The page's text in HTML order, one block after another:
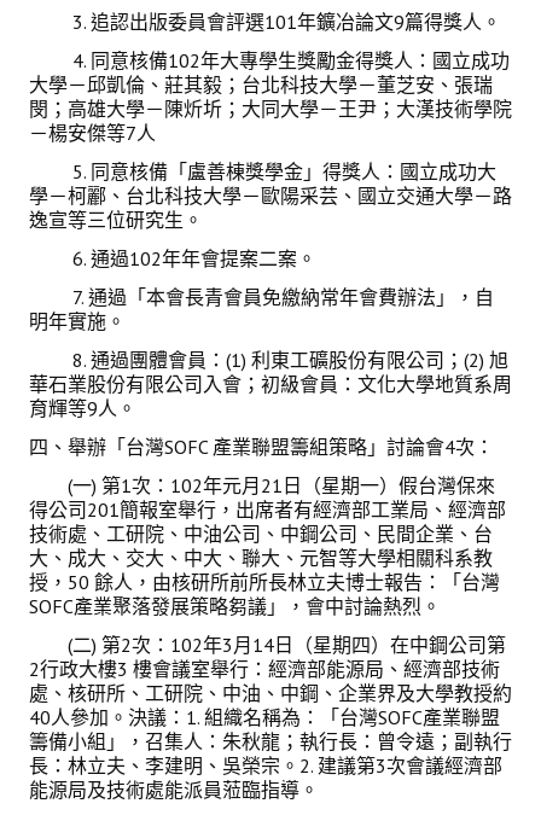
3. 追認出版委員會評選101年鑛冶論文9篇得獎人。
4. 同意核備102年大專學生獎勵金得獎人：國立成功
大學－邱凱倫、莊其毅；台北科技大學－董芝安、張瑞
閔；高雄大學－陳炘圻；大同大學－王尹；大漢技術學院
－楊安傑等7人
5. 同意核備「盧善棟獎學金」得獎人：國立成功大
學－柯酈、台北科技大學－歐陽采芸、國立交通大學－路
逸宣等三位研究生。
6. 通過102年年會提案二案。
7. 通過「本會長青會員免繳納常年會費辦法」，自
明年實施。
8. 通過團體會員：(1) 利東工礦股份有限公司；(2) 旭
華石業股份有限公司入會；初級會員：文化大學地質系周
育輝等9人。
四、舉辦「台灣SOFC 產業聯盟籌組策略」討論會4次：
(一) 第1次：102年元月21日（星期一）假台灣保來
得公司201簡報室舉行，出席者有經濟部工業局、經濟部
技術處、工研院、中油公司、中鋼公司、民間企業、台
大、成大、交大、中大、聯大、元智等大學相關科系教
授，50 餘人，由核研所前所長林立夫博士報告：「台灣
SOFC產業聚落發展策略芻議」，會中討論熱烈。
(二) 第2次：102年3月14日（星期四）在中鋼公司第
2行政大樓3 樓會議室舉行：經濟部能源局、經濟部技術
處、核研所、工研院、中油、中鋼、企業界及大學教授約
40人參加。決議：1. 組織名稱為：「台灣SOFC產業聯盟
籌備小組」，召集人：朱秋龍；執行長：曾令遠；副執行
長：林立夫、李建明、吳榮宗。2. 建議第3次會議經濟部
能源局及技術處能派員蒞臨指導。